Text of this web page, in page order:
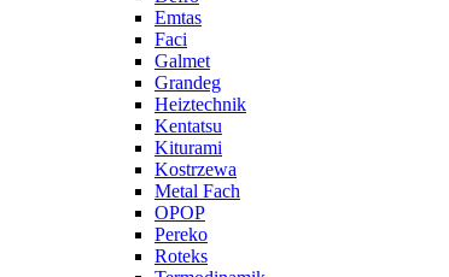
Emtas
Faci
Galmet
Grandeg
Heiztechnik
Kentatsu
Kiturami
Kostrzewa
Metal Fach
OPOP
Pereko
Roteks